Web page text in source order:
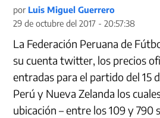
por Luis Miguel Guerrero
29 de octubre del 2017 - 20:57:38
La Federación Peruana de
su cuenta twitter, los precios
entradas para el partido del 15
Perú y Nueva Zelanda los
ubicación – entre los 109 y 790